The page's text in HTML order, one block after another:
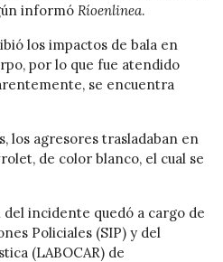
informó Ríoenlinea.
los impactos de bala en
por lo que fue atendido
se encuentra
los agresores trasladaban en
de color blanco, el cual se
incidente quedó a cargo de
Policiales (SIP) y del
(LABOCAR) de